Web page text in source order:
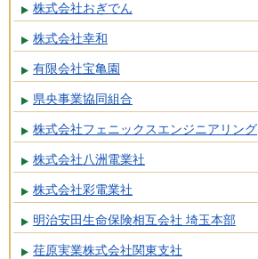
株式会社おぎでん
株式会社幸和
有限会社宝亀園
県央事業協同組合
株式会社フェニックスエンジニアリング
株式会社八洲電業社
株式会社彩電業社
明治安田生命保険相互会社 埼玉本部
荏原実業株式会社関東支社